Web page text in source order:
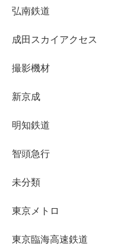
弘南鉄道
成田スカイアクセス
撮影機材
新京成
明知鉄道
智頭急行
未分類
東京メトロ
東京臨海高速鉄道